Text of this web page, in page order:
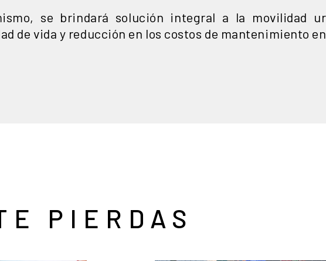
se brindará solución integral a la movilidad
de vida y reducción en los costos de mantenimiento
PIERDAS